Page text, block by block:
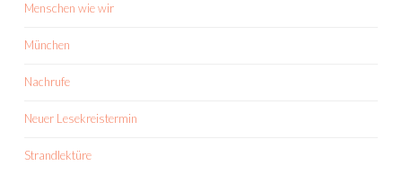
Menschen wie wir
München
Nachrufe
Neuer Lesekreistermin
Strandlektüre